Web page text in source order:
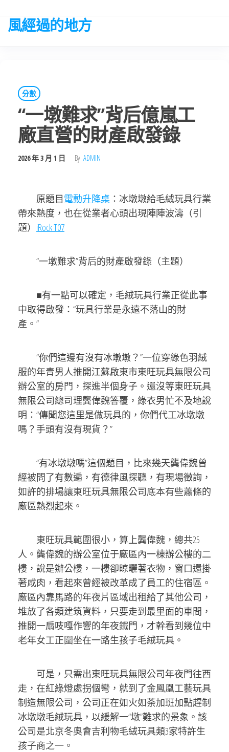
the
風經過的地方
分數
“一墩難求”背后億嵐工
廠直營的財產啟發錄
2026 年 3 月 1 日 By ADMIN
原題目電動升降桌 ：冰墩墩給毛絨玩具行業
帶來熱度，也在從業者心頭出現陣陣波濤（引
題） iRock T07
“一墩難求”背后的財產啟發錄（主題）
■有一點可以確定，毛絨玩具行業正從此事
中取得啟發：“玩具行業是永遠不落山的財
產。”
“你們這邊有沒有冰墩墩？”一位穿綠色羽絨
服的年青男人推開江蘇啟東市東旺玩具無限公司
辦公室的房門，探進半個身子。還沒等東旺玩具
無限公司總司理龔偉魏答覆，綠衣男忙不及地說
明：“傳聞您這里是做玩具的，你們代工冰墩墩
嗎？手頭有沒有現貨？”
“有冰墩墩嗎”這個題目，比來幾天龔偉魏曾
經被問了有數遍，有德律風探聽，有現場徵詢，
如許的排場讓東旺玩具無限公司底本有些蕭條的
廠區熱烈起來。
東旺玩具範圍很小，算上龔偉魏，總共25
人。龔偉魏的辦公室位于廠區內一棟辦公樓的二
樓，說是辦公樓，一樓卻晾曬著衣物，窗口還掛
著咸肉，看起來曾經被改革成了員工的住宿區。
廠區內靠馬路的年夜片區域出租給了其他公司，
堆放了各類建筑資料，只要走到最里面的車間，
推開一扇吱嘎作響的年夜鐵門，才幹看到幾位中
老年女工正圍坐在一路生孩子毛絨玩具。
可是，只需出東旺玩具無限公司年夜門往西
走，在紅綠燈處拐個彎，就到了金鳳凰工藝玩具
制造無限公司，公司正在如火如荼加班加點趕制
冰墩墩毛絨玩具，以緩解一“墩”難求的景象。該
公司是北京冬奧會吉利物毛絨玩具類3家特許生
孩子商之一。